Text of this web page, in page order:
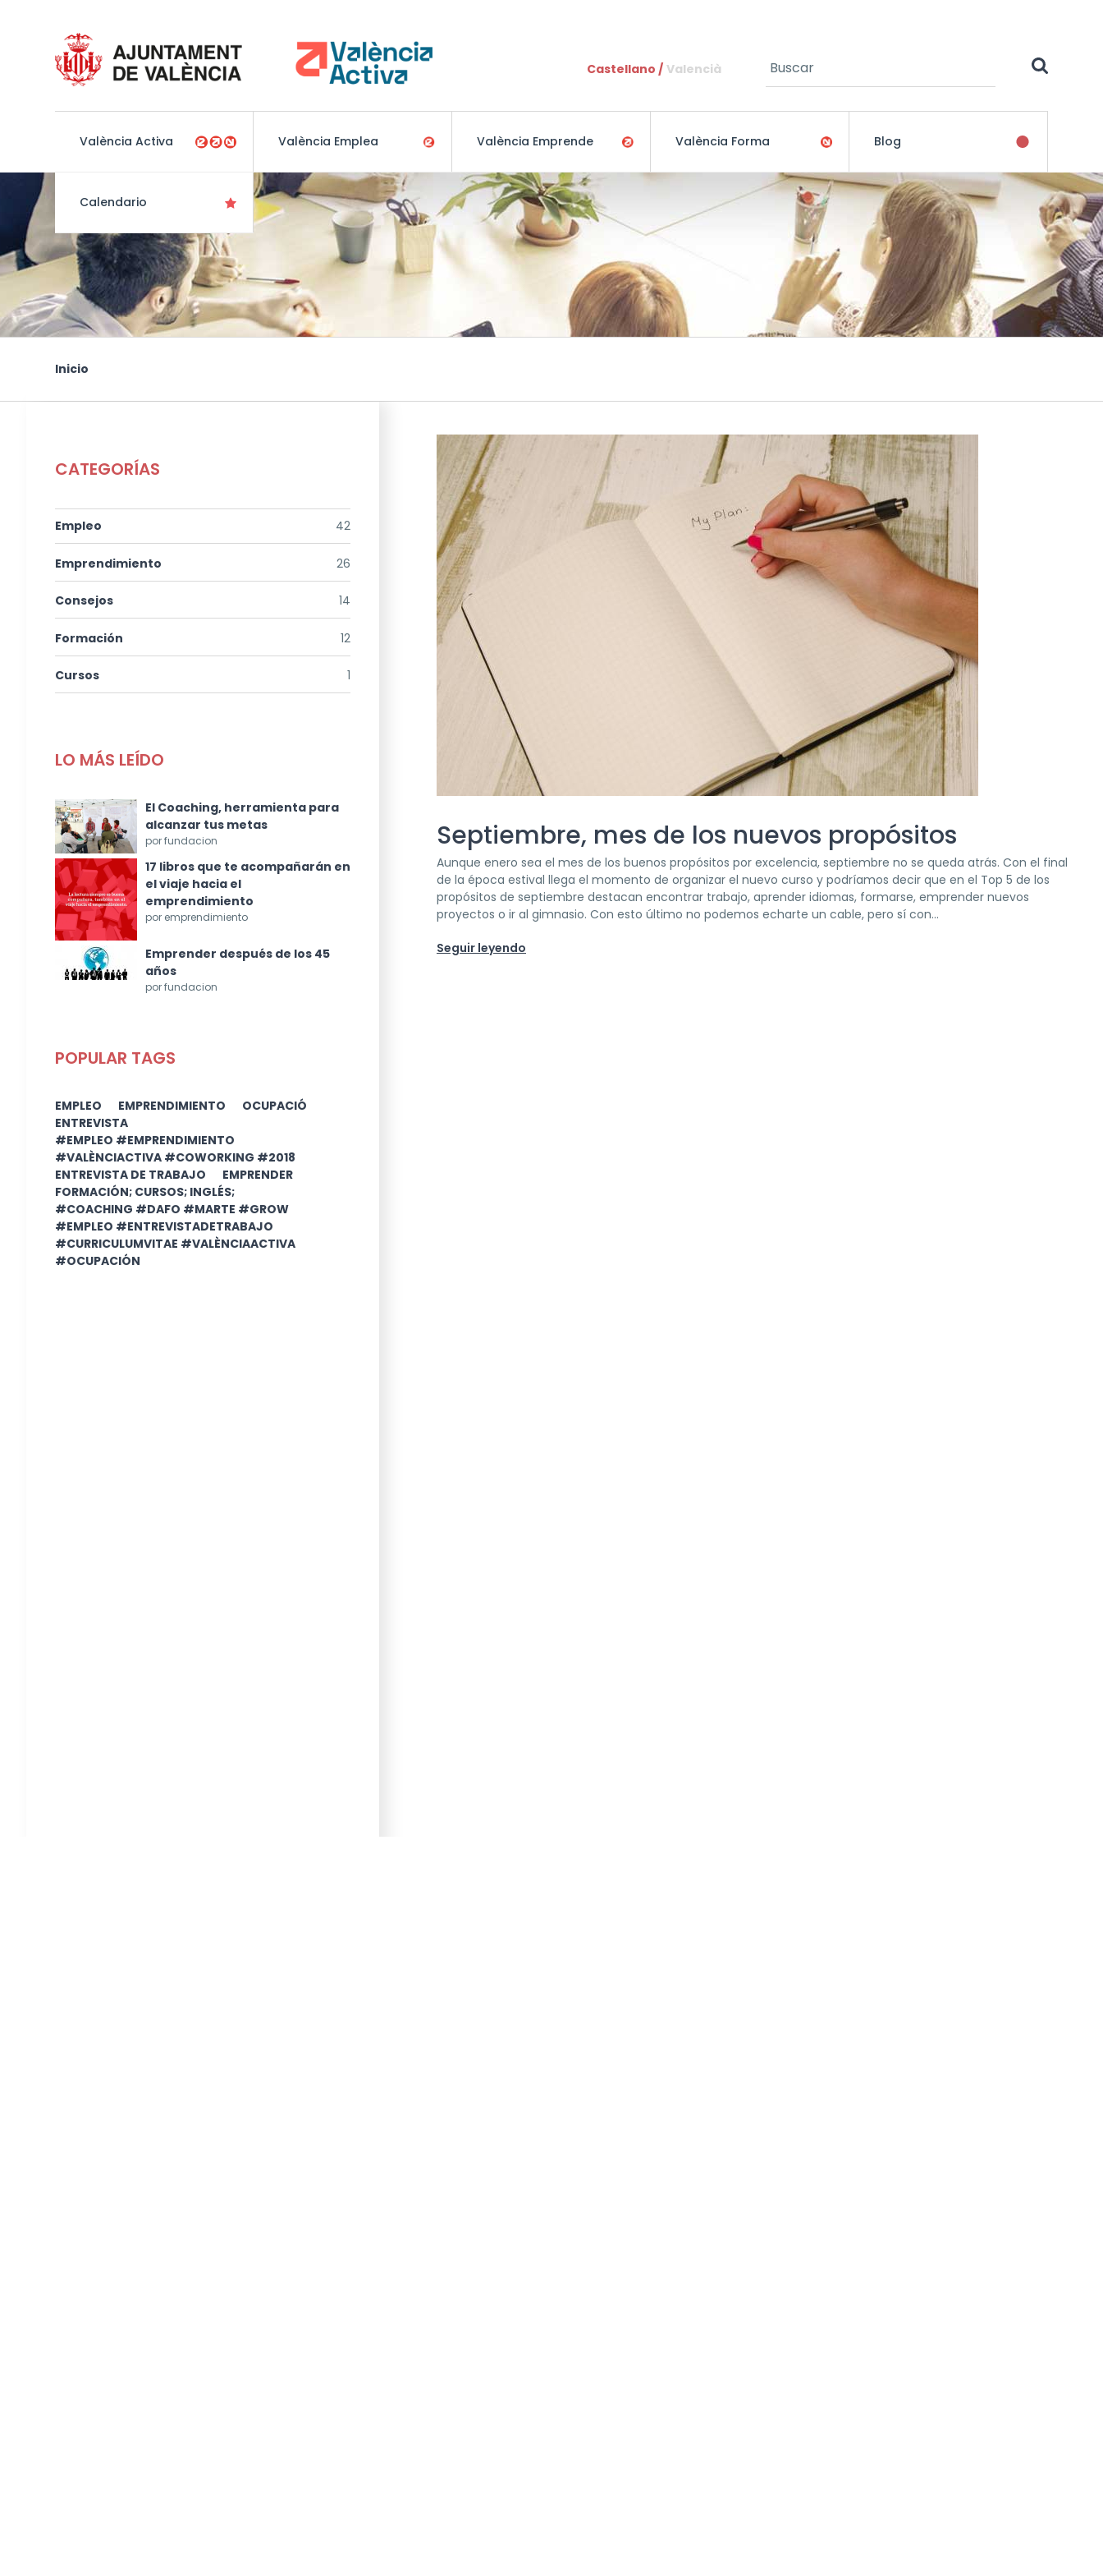
Castellano Valencià Formulario de búsqueda
Buscar
València Activa València Emplea València Emprende València Forma Blog
Calendario
Usted está aquí
Inicio
CATEGORÍAS
Empleo 42
Emprendimiento 26
Consejos 14
Formación 12
Cursos 1
LO MÁS LEÍDO
El Coaching, herramienta para
alcanzar tus metas
por fundacion
17 libros que te acompañarán en
el viaje hacia el
emprendimiento
por emprendimiento
Emprender después de los 45
años
por fundacion
POPULAR TAGS
EMPLEO EMPRENDIMIENTO
OCUPACIÓ
ENTREVISTA
#EMPLEO #EMPRENDIMIENTO
#VALÈNCIACTIVA #COWORKING #2018
ENTREVISTA DE TRABAJO
EMPRENDER
FORMACIÓN; CURSOS; INGLÉS;
#COACHING #DAFO #MARTE #GROW
#EMPLEO #ENTREVISTADETRABAJO
#CURRICULUMVITAE #VALÈNCIAACTIVA
#OCUPACIÓN
Septiembre, mes de los nuevos propósitos
Aunque enero sea el mes de los buenos propósitos por excelencia, septiembre no se queda atrás. Con el final
de la época estival llega el momento de organizar el nuevo curso y podríamos decir que en el Top 5 de los
propósitos de septiembre destacan encontrar trabajo, aprender idiomas, formarse, emprender nuevos
proyectos o ir al gimnasio. Con esto último no podemos echarte un cable, pero sí con...
Seguir leyendo